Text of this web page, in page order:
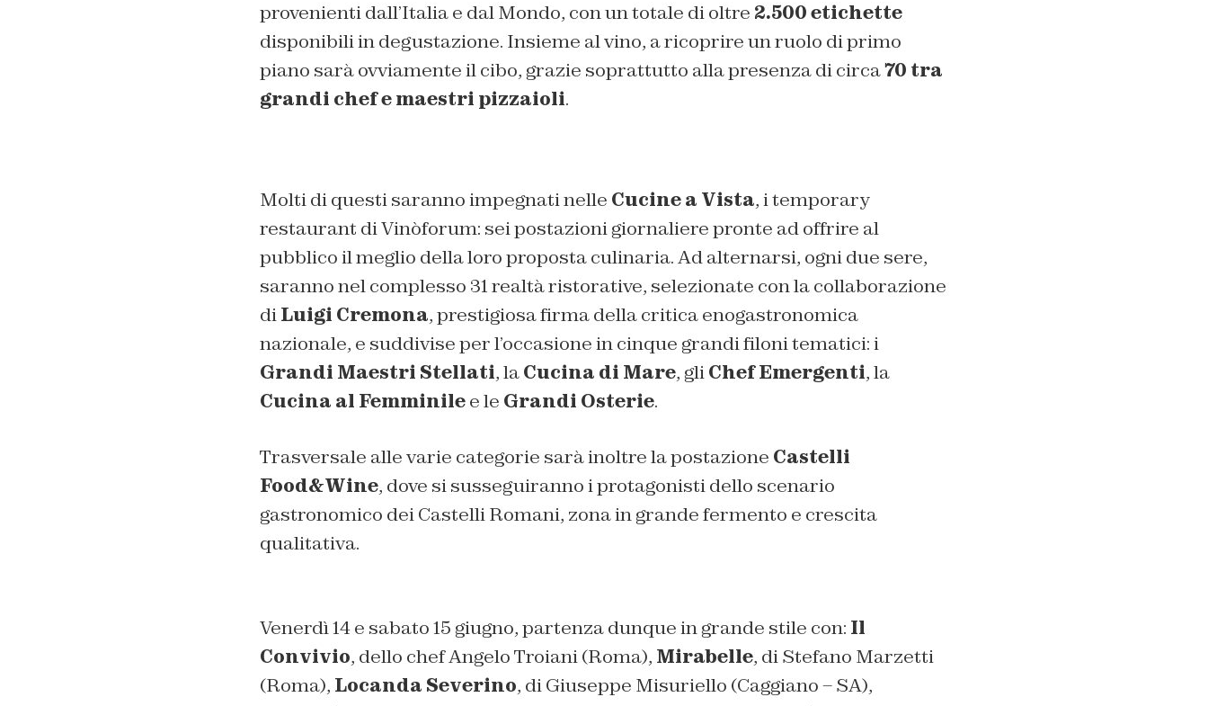
provenienti dall’Italia e dal Mondo, con un totale di oltre 2.500 etichette
disponibili in degustazione. Insieme al vino, a ricoprire un ruolo di primo
piano sarà ovviamente il cibo, grazie soprattutto alla presenza di circa70 tra
grandi chef e maestri pizzaioli.
Molti di questi saranno impegnati nelle Cucine a Vista, i temporary
restaurant di Vinòforum: sei postazioni giornaliere pronte ad offrire al
pubblico il meglio della loro proposta culinaria. Ad alternarsi, ogni due sere,
saranno nel complesso 31 realtà ristorative, selezionate con la collaborazione
diLuigi Cremona, prestigiosa firma della critica enogastronomica
nazionale, e suddivise per l’occasione in cinque grandi filoni tematici: i
Grandi Maestri Stellati, laCucina di Mare, gliChef Emergenti, la
Cucina al Femminilee le Grandi Osterie.
Trasversale alle varie categorie sarà inoltre la postazione Castelli
Food&Wine, dove si susseguiranno i protagonisti dello scenario
gastronomico dei Castelli Romani, zona in grande fermento e crescita
qualitativa.
Venerdì 14 e sabato 15 giugno, partenza dunque in grande stile con: Il
Convivio, dello chef Angelo Troiani (Roma), Mirabelle, di Stefano Marzetti
(Roma), Locanda Severino, di Giuseppe Misuriello (Caggiano – SA),